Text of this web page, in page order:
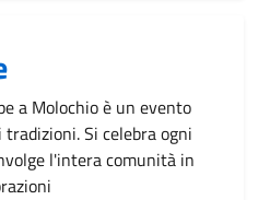
a Molochio è un evento
Si celebra ogni
l'intera comunità in